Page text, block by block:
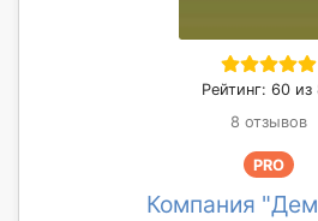
Рейтинг: 60 из
8 отзывов
PRO
Компания